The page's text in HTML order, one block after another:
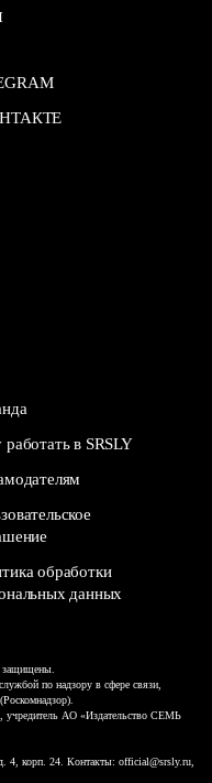
работать в SRSLY
обработки
данных
защищены.
по надзору в сфере связи,
учредитель АО «Издательство СЕМЬ
4, корп. 24. Контакты: official@srsly.ru,